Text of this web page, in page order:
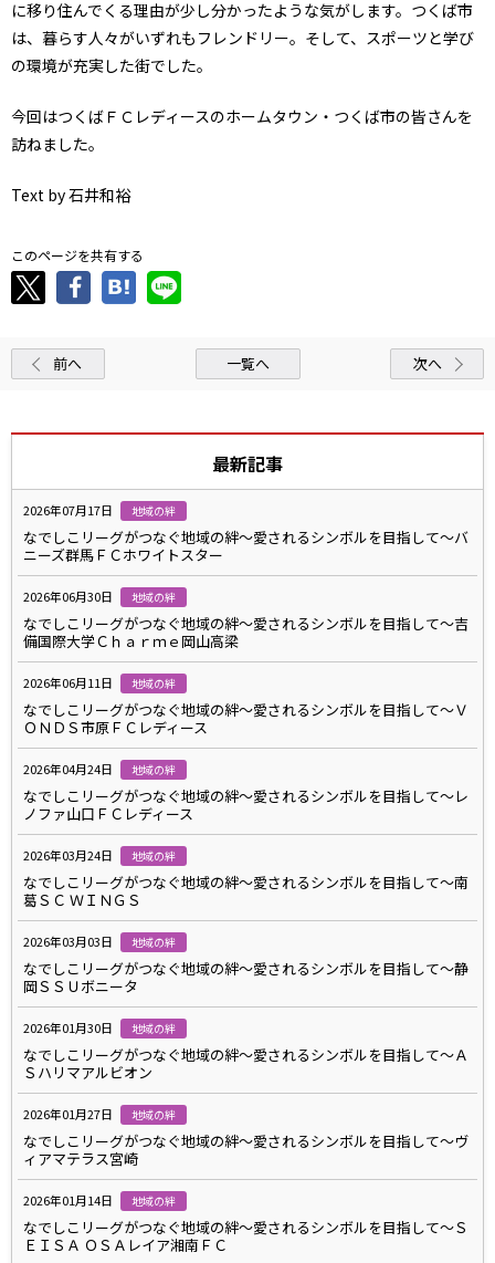
に移り住んでくる理由が少し分かったような気がします。つくば市
は、暮らす人々がいずれもフレンドリー。そして、スポーツと学び
の環境が充実した街でした。
今回はつくばＦＣレディースのホームタウン・つくば市の皆さんを
訪ねました。
Text by 石井和裕
このページを共有する
前へ 一覧へ 次へ
最新記事
2026年07月17日 地域の絆
なでしこリーグがつなぐ地域の絆～愛されるシンボルを目指して～バ
ニーズ群馬ＦＣホワイトスター
2026年06月30日 地域の絆
なでしこリーグがつなぐ地域の絆～愛されるシンボルを目指して～吉
備国際大学Ｃｈａｒｍｅ岡山高梁
2026年06月11日 地域の絆
なでしこリーグがつなぐ地域の絆～愛されるシンボルを目指して～Ｖ
ＯＮＤＳ市原ＦＣレディース
2026年04月24日 地域の絆
なでしこリーグがつなぐ地域の絆～愛されるシンボルを目指して～レ
ノファ山口ＦＣレディース
2026年03月24日 地域の絆
なでしこリーグがつなぐ地域の絆～愛されるシンボルを目指して～南
葛ＳＣ ＷＩＮＧＳ
2026年03月03日 地域の絆
なでしこリーグがつなぐ地域の絆～愛されるシンボルを目指して～静
岡ＳＳＵボニータ
2026年01月30日 地域の絆
なでしこリーグがつなぐ地域の絆～愛されるシンボルを目指して～Ａ
Ｓハリマアルビオン
2026年01月27日 地域の絆
なでしこリーグがつなぐ地域の絆～愛されるシンボルを目指して～ヴ
ィアマテラス宮崎
2026年01月14日 地域の絆
なでしこリーグがつなぐ地域の絆～愛されるシンボルを目指して～Ｓ
ＥＩＳＡ ＯＳＡレイア湘南ＦＣ